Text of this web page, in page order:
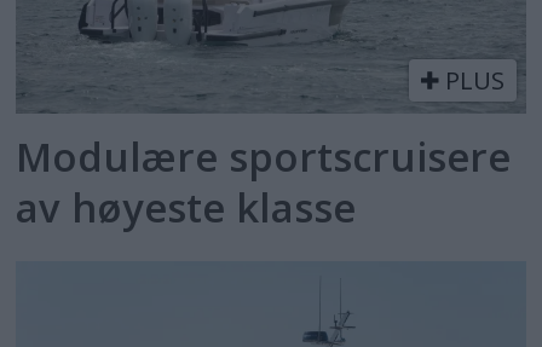
PLUS
Modulære sportscruisere
av høyeste klasse